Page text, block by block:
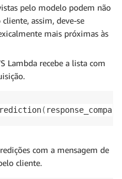
pelo modelo podem não
assim, deve-se
mais próximas às
Lambda recebe a lista com
( response_company
com a mensagem de
cliente.